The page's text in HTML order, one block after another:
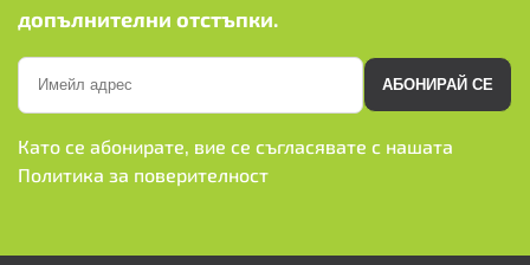
допълнителни отстъпки.
АБОНИРАЙ СЕ
Като се абонирате, вие се съгласявате с нашата
Политика за поверителност